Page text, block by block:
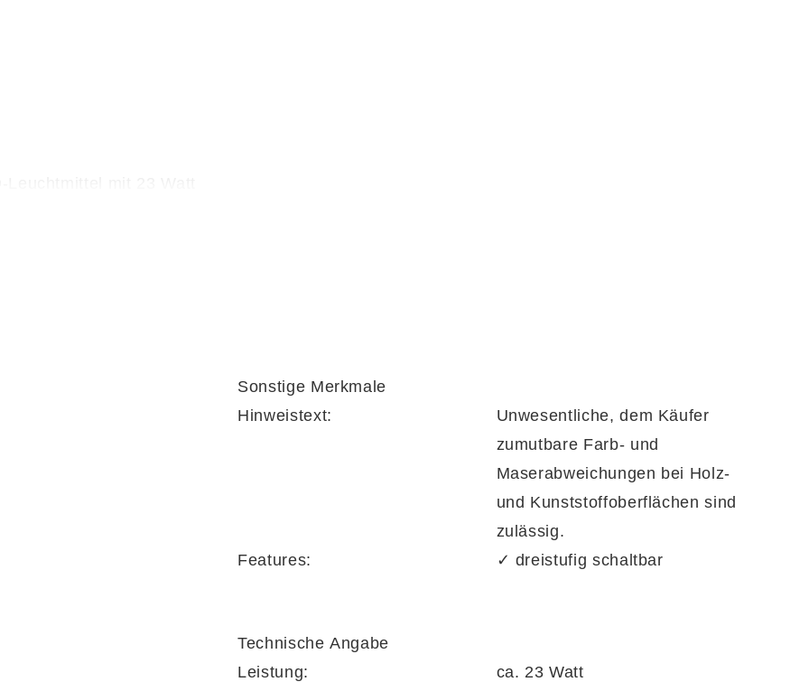
Sonstige Merkmale
Hinweistext:
Unwesentliche, dem Käufer
zumutbare Farb- und
Maserabweichungen bei Holz-
und Kunststoffoberflächen sind
zulässig.
Features:
✓ dreistufig schaltbar
Technische Angabe
Leistung:
ca. 23 Watt